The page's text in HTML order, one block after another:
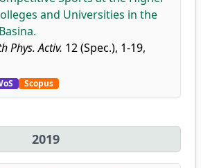
and Universities in the
Phys. Activ. 12 (Spec.), 1-19,
Scopus
2019